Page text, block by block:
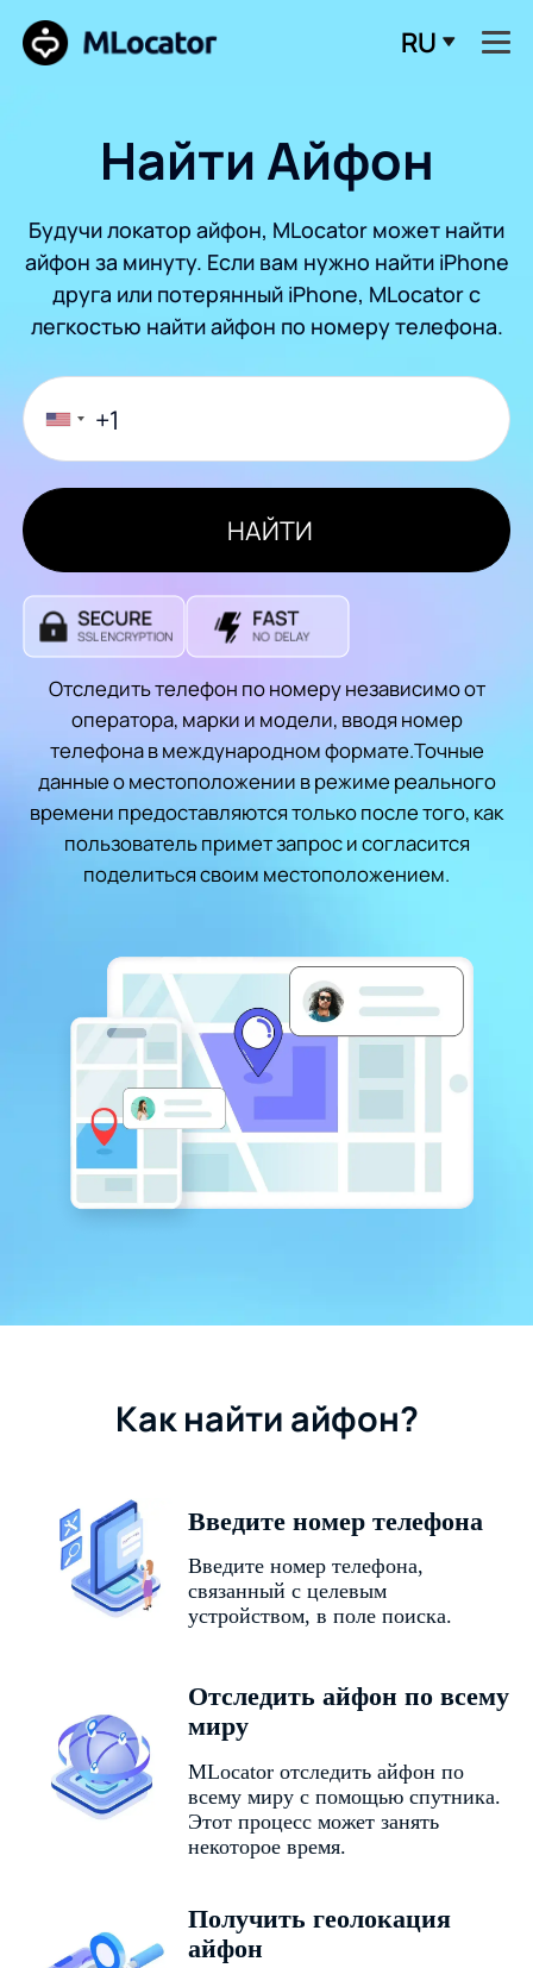
RU
Найти Айфон
Будучи локатор айфон, MLocator может найти
айфон за минуту. Если вам нужно найти iPhone
друга или потерянный iPhone, MLocator с
легкостью найти айфон по номеру телефона.
НАЙТИ
Отследить телефон по номеру независимо от
оператора, марки и модели, вводя номер
телефона в международном формате.Точные
данные о местоположении в режиме реального
времени предоставляются только после того, как
пользователь примет запрос и согласится
поделиться своим местоположением.
Как найти айфон?
Введите номер телефона
Введите номер телефона,
связанный с целевым
устройством, в поле поиска.
Отследить айфон по всему
миру
MLocator отследить айфон по
всему миру с помощью спутника.
Этот процесс может занять
некоторое время.
Получить геолокация
айфон